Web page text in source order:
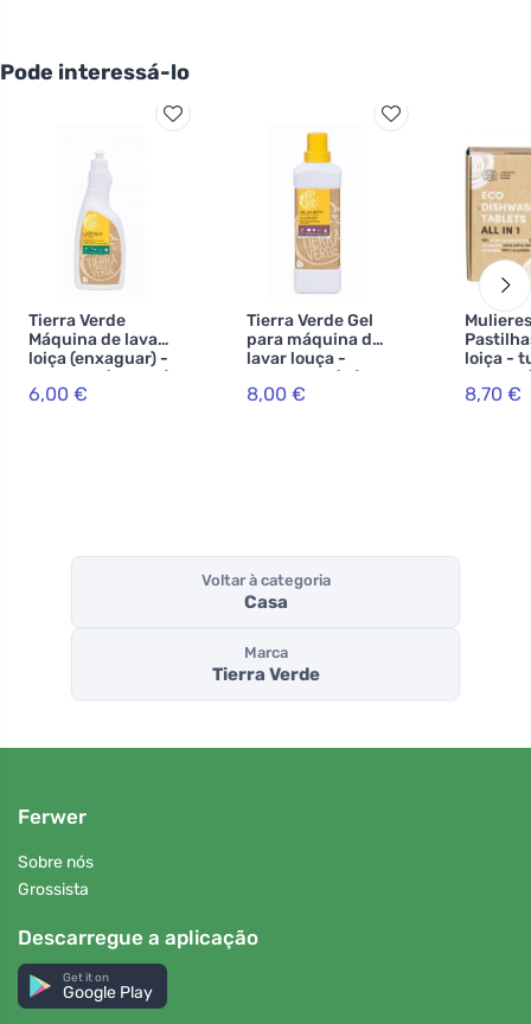
Pode interessá-lo
Tierra Verde
Máquina de lavar
loiça (enxaguar) -
INOVACE (750 ml)
6,00 €
Tierra Verde Gel
para máquina de
lavar louça -
INNOVACE (1 l) - a
partir de nozes
8,00 €
Mulieres
loiça -
um
com
8,70 €
Voltar à categoria
Casa
Marca
Tierra Verde
Ferwer
Sobre nós
Grossista
Descarregue a aplicação
Get it on
Google Play